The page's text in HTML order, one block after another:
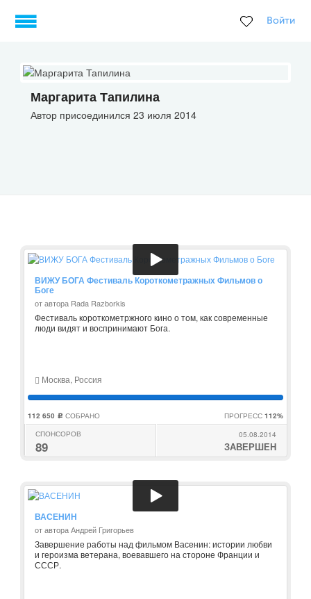
Войти
Маргарита Тапилина
Автор присоединился 23 июля 2014
ВИЖУ БОГА Фестиваль Короткометражных Фильмов о
Боге
от автора Rada Razborkis
Фестиваль короткометржного кино о том, как современные
люди видят и воспринимают Бога.
Москва, Россия
112 650 c СОБРАНО ПРОГРЕСС 112%
СПОНСОРОВ
89
05.08.2014
ЗАВЕРШЕН
ВАСЕНИН
от автора Андрей Григорьев
Завершение работы над фильмом Васенин: истории любви
и героизма ветерана, воевавшего на стороне Франции и
СССР.